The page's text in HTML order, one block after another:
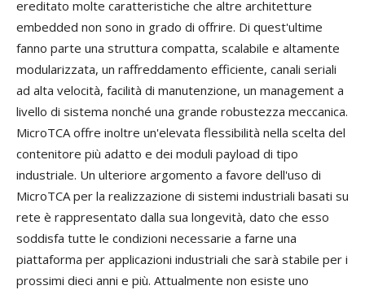
ereditato molte caratteristiche che altre architetture
embedded non sono in grado di offrire. Di quest'ultime
fanno parte una struttura compatta, scalabile e altamente
modularizzata, un raffreddamento efficiente, canali seriali
ad alta velocità, facilità di manutenzione, un management a
livello di sistema nonché una grande robustezza meccanica.
MicroTCA offre inoltre un'elevata flessibilità nella scelta del
contenitore più adatto e dei moduli payload di tipo
industriale. Un ulteriore argomento a favore dell'uso di
MicroTCA per la realizzazione di sistemi industriali basati su
rete è rappresentato dalla sua longevità, dato che esso
soddisfa tutte le condizioni necessarie a farne una
piattaforma per applicazioni industriali che sarà stabile per i
prossimi dieci anni e più. Attualmente non esiste uno